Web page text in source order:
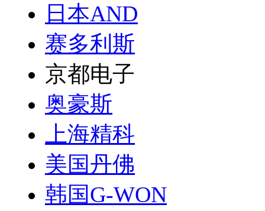
日本AND
赛多利斯
京都电子
奥豪斯
上海精科
美国丹佛
韩国G-WON